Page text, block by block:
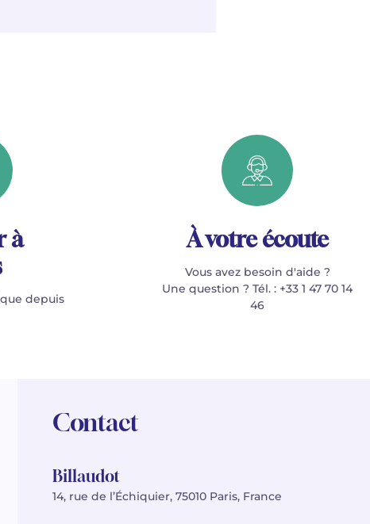
à
depuis
À votre écoute
Vous avez besoin d'aide ?
Une question ? Tél. : +33 1 47 70 14
46
Contact
Billaudot
14, rue de l’Échiquier, 75010 Paris, France